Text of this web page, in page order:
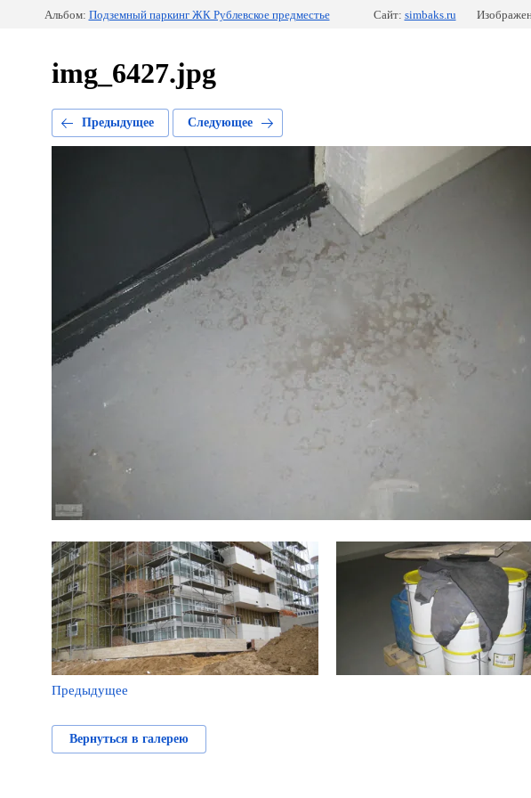
Альбом: Подземный паркинг ЖК Рублевское предместье Сайт: simbaks.ru
img_6427.jpg
Предыдущее Следующее
Предыдущее
Вернуться в галерею